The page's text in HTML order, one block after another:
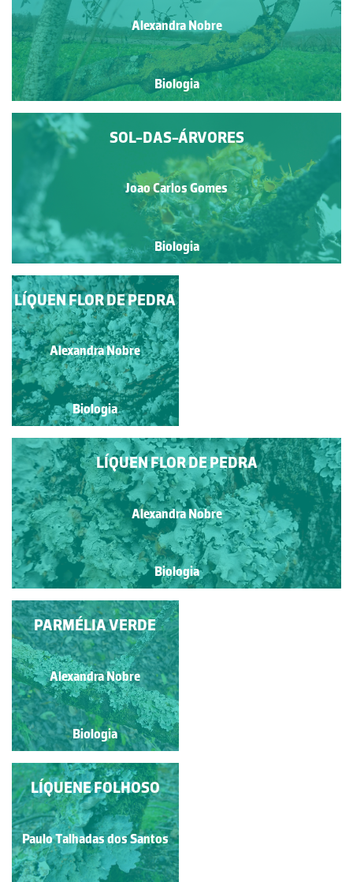
Alexandra Nobre
Biologia
SOL-DAS-ÁRVORES
Joao Carlos Gomes
Biologia
LÍQUEN DOS
TELHADOS
Alexandra Nobre
Biologia
LÍQUEN FLOR DE PEDRA
Alexandra Nobre
Biologia
LÍQUEN FLOR DE PEDRA
Alexandra Nobre
Biologia
LÍQUEN FOLIÁCEO
MUITO AGARRADO
AO SUBSTRATO E
GERALMENTE COM
ASPECTO DE ROSETA.
Alexandra Nobre
Biologia
PARMÉLIA VERDE
Alexandra Nobre
Biologia
LÍQUENE
FRUTICULOSO
Paulo Talhadas dos Santos
LÍQUENE FOLHOSO
Paulo Talhadas dos Santos